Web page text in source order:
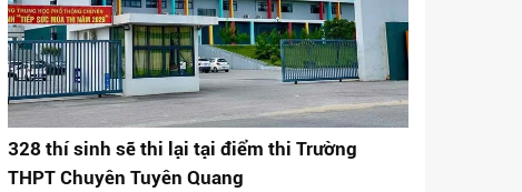
328 thí sinh sẽ thi lại tại điểm thi Trường
THPT Chuyên Tuyên Quang